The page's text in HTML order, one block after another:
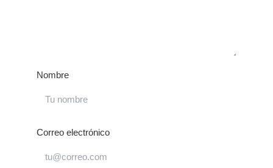
Nombre
Correo electrónico